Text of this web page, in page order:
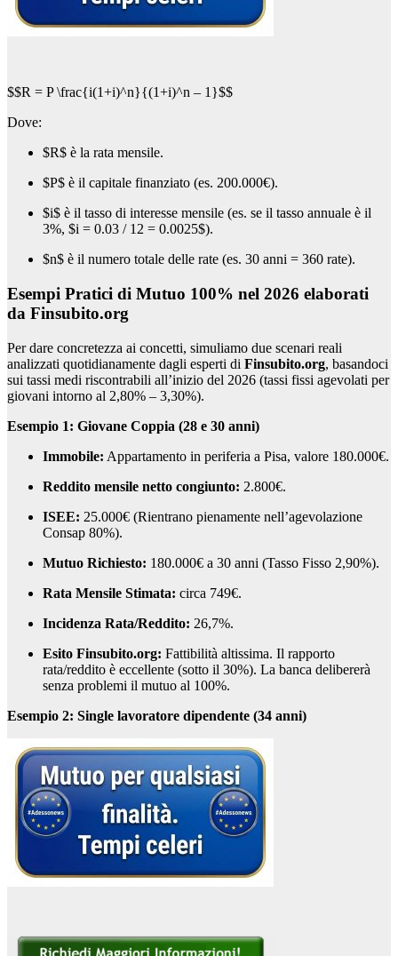
$$R = P \frac{i(1+i)^n}{(1+i)^n – 1}$$
Dove:
$R$ è la rata mensile.
$P$ è il capitale finanziato (es. 200.000€).
$i$ è il tasso di interesse mensile (es. se il tasso annuale è il
3%, $i = 0.03 / 12 = 0.0025$).
$n$ è il numero totale delle rate (es. 30 anni = 360 rate).
Esempi Pratici di Mutuo 100% nel 2026 elaborati
da Finsubito.org
Per dare concretezza ai concetti, simuliamo due scenari reali
analizzati quotidianamente dagli esperti di Finsubito.org, basandoci
sui tassi medi riscontrabili all’inizio del 2026 (tassi fissi agevolati per
giovani intorno al 2,80% – 3,30%).
Esempio 1: Giovane Coppia (28 e 30 anni)
Immobile: Appartamento in periferia a Pisa, valore 180.000€.
Reddito mensile netto congiunto: 2.800€.
ISEE: 25.000€ (Rientrano pienamente nell’agevolazione
Consap 80%).
Mutuo Richiesto: 180.000€ a 30 anni (Tasso Fisso 2,90%).
Rata Mensile Stimata: circa 749€.
Incidenza Rata/Reddito: 26,7%.
Esito Finsubito.org: Fattibilità altissima. Il rapporto
rata/reddito è eccellente (sotto il 30%). La banca delibererà
senza problemi il mutuo al 100%.
Esempio 2: Single lavoratore dipendente (34 anni)